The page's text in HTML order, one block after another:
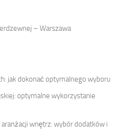
– Warszawa
jak dokonać optymalnego wyboru
optymalne wykorzystanie
wnętrz: wybór dodatków i